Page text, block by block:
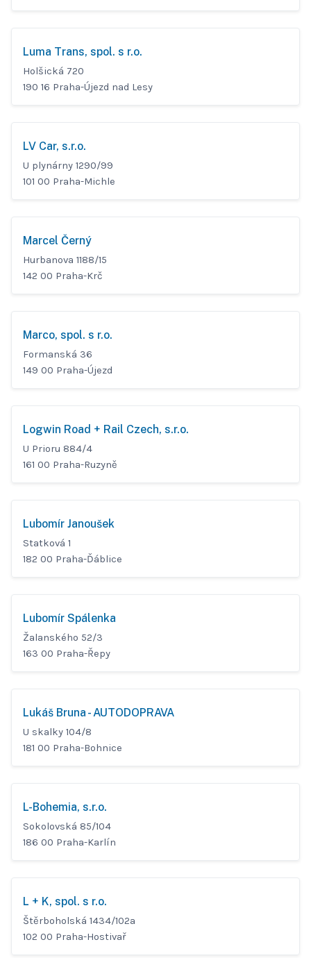
Luma Trans, spol. s r.o.
Holšická 720
190 16 Praha-Újezd nad Lesy
LV Car, s.r.o.
U plynárny 1290/99
101 00 Praha-Michle
Marcel Černý
Hurbanova 1188/15
142 00 Praha-Krč
Marco, spol. s r.o.
Formanská 36
149 00 Praha-Újezd
Logwin Road + Rail Czech, s.r.o.
U Prioru 884/4
161 00 Praha-Ruzyně
Lubomír Janoušek
Statková 1
182 00 Praha-Ďáblice
Lubomír Spálenka
Žalanského 52/3
163 00 Praha-Řepy
Lukáš Bruna - AUTODOPRAVA
U skalky 104/8
181 00 Praha-Bohnice
L-Bohemia, s.r.o.
Sokolovská 85/104
186 00 Praha-Karlín
L + K, spol. s r.o.
Štěrboholská 1434/102a
102 00 Praha-Hostivař